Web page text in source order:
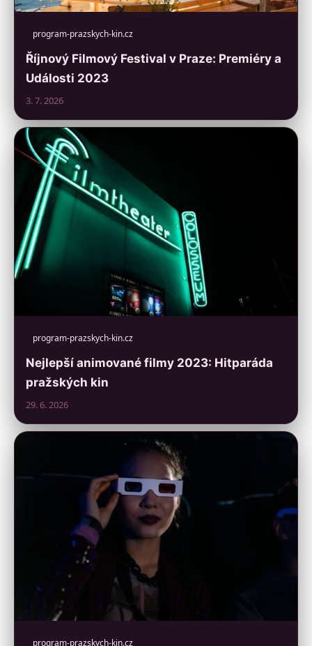
program-prazskych-kin.cz
Říjnový Filmový Festival v Praze: Premiéry a
Události 2023
3. 7. 2026
program-prazskych-kin.cz
Nejlepší animované filmy 2023: Hitparáda
pražských kin
29. 6. 2026
program-prazskych-kin.cz